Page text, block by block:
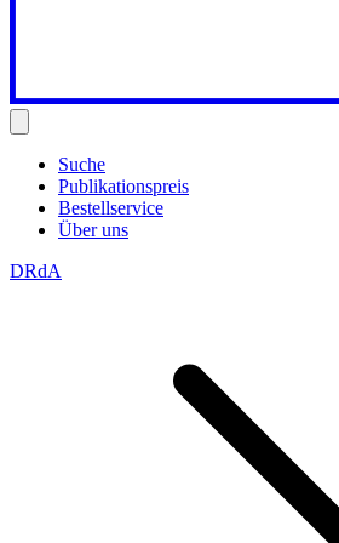
Suche
Publikationspreis
Bestellservice
Über uns
DRdA